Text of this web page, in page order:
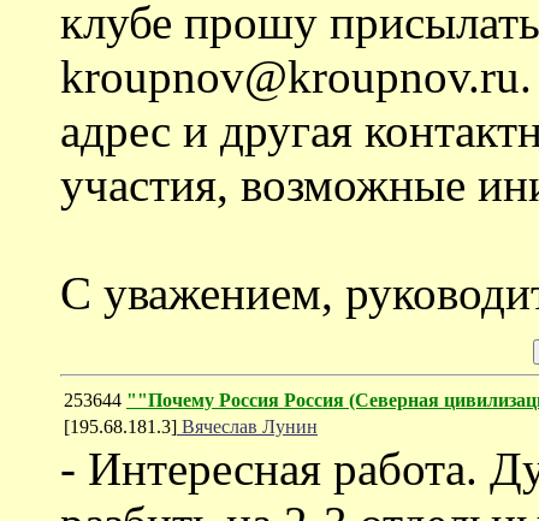
клубе прошу
адрес и другая
участия, возможные
С уважением,
253644 ""Почему Россия Россия (Северная
[195.68.181.3] Вячеслав Лунин
- Интересная работа.